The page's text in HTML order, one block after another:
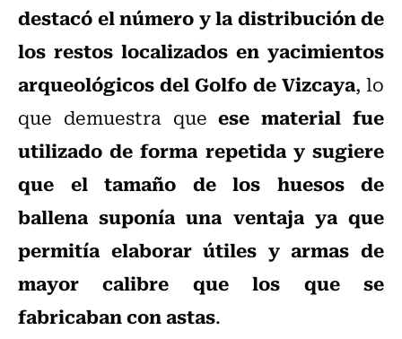
destacó el número y la distribución de
los restos localizados en yacimientos
arqueológicos del Golfo de Vizcaya, lo
que demuestra queese material fue
utilizado de forma repetida y sugiere
que el tamaño de los huesos de
ballena suponía una ventaja ya que
permitía elaborar útiles y armas de
mayor calibre que los que se
fabricaban con astas.